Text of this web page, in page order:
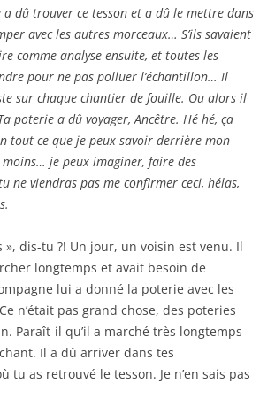
dû trouver ce tesson et a dû le mettre dans
avec les autres morceaux… S’ils savaient
comme analyse ensuite, et toutes les
pour ne pas polluer l’échantillon… Il
sur chaque chantier de fouille. Ou alors il
poterie a dû voyager, Ancêtre. Hé hé, ça
tout ce que je peux savoir derrière mon
moins… je peux imaginer, faire des
ne viendras pas me confirmer ceci, hélas,
», dis-tu ?! Un jour, un voisin est venu. Il
longtemps et avait besoin de
lui a donné la poterie avec les
n’était pas grand chose, des poteries
Paraît-il qu’il a marché très longtemps
Il a dû arriver dans tes
tu as retrouvé le tesson. Je n’en sais pas